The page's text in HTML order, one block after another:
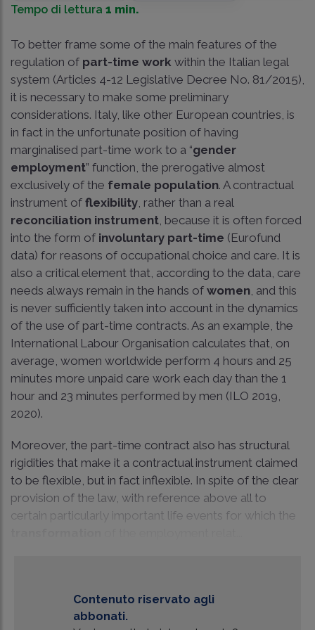
Tempo di lettura 1 min.
To better frame some of the main features of the
regulation of part-time work within the Italian legal
system (Articles 4-12 Legislative Decree No. 81/2015),
it is necessary to make some preliminary
considerations. Italy, like other European countries, is
in fact in the unfortunate position of having
marginalised part-time work to a “gender
employment” function, the prerogative almost
exclusively of the female population. A contractual
instrument of flexibility , rather than a real
reconciliation instrument , because it is often forced
into the form of involuntary part-time (Eurofund
data) for reasons of occupational choice and care. It is
also a critical element that, according to the data, care
needs always remain in the hands of women , and this
is never sufficiently taken into account in the dynamics
of the use of part-time contracts. As an example, the
International Labour Organisation calculates that, on
average, women worldwide perform 4 hours and 25
minutes more unpaid care work each day than the 1
hour and 23 minutes performed by men (ILO 2019,
2020).
Moreover, the part-time contract also has structural
rigidities that make it a contractual instrument claimed
to be flexible, but in fact inflexible. In spite of the clear
provision of the law, with reference above all to
certain particularly important life events for which the
Contenuto riservato agli
abbonati.